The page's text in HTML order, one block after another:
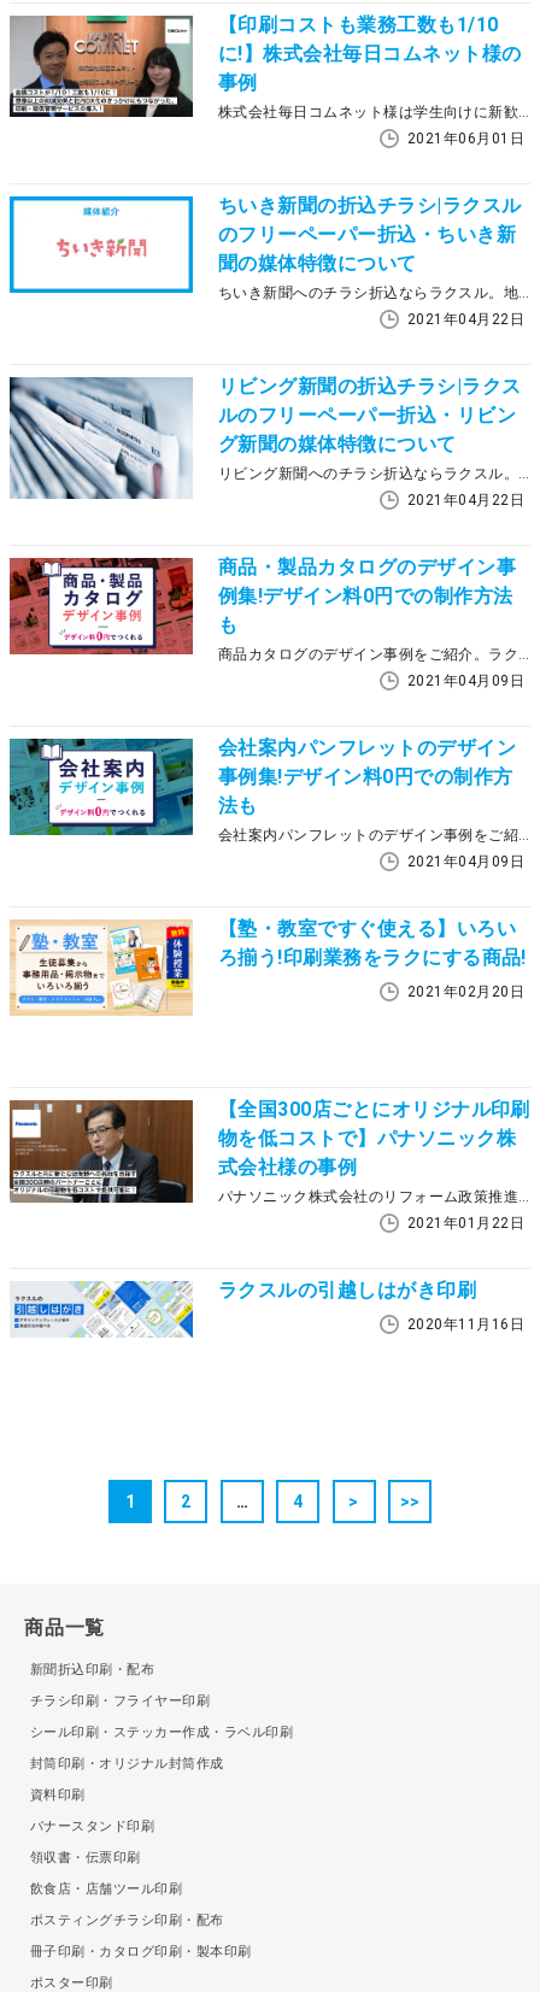
【印刷コストも業務工数も1/10
に!】株式会社毎日コムネット様の
事例
株式会社毎日コムネット様は学生向けに新歓チラシを無料で作成できるサービスを展開されており、2020年よりラクスルの「オンラインデザイン機能」「承認ワークフロー機能」を活用し、印刷コスト・人的コストの大幅削減に成功しました。ご担当者様に、導入の成果と今後の展望についてお話をうかがいました。
2021年06月01日
ちいき新聞の折込チラシ|ラクスル
のフリーペーパー折込・ちいき新
聞の媒体特徴について
ちいき新聞へのチラシ折込ならラクスル。地域密着型の広告媒体として使われているフリーペーパー折込ですが、地域や媒体によって特徴が異なります。この記事ではちいき新聞の特徴とラクスルのフリーペーパー折込について説明していきます。
2021年04月22日
リビング新聞の折込チラシ|ラクス
ルのフリーペーパー折込・リビン
グ新聞の媒体特徴について
リビング新聞へのチラシ折込ならラクスル。今でも広告媒体として使われているフリーペーパー折込ですが、地域や媒体によって特徴が異なります。この記事ではリビング新聞の特徴とラクスルのフリーペーパー折込について説明していきます。
2021年04月22日
商品・製品カタログのデザイン事
例集!デザイン料0円での制作方法
も
商品カタログのデザイン事例をご紹介。ラクスルでは、実際に使われたデータをもとにプロのデザイナーが制作したテンプレートを無料でご提供！ぜひカタログ制作の参考にしてくださいね！
2021年04月09日
会社案内パンフレットのデザイン
事例集!デザイン料0円での制作方
法も
会社案内パンフレットのデザイン事例をご紹介。ラクスルでは、実際に使われたデータをもとにプロのデザイナーが制作したテンプレートを無料でご提供！ぜひ会社案内制作の参考にしてくださいね！
2021年04月09日
【塾・教室ですぐ使える】いろい
ろ揃う!印刷業務をラクにする商品!
2021年02月20日
【全国300店ごとにオリジナル印刷
物を低コストで】パナソニック株
式会社様の事例
パナソニック株式会社のリフォーム政策推進部様では、2020年9月以降、「ラクスル」のオンラインデザイン機能なども活用しながら、新たな販促活動に挑戦されています。ご担当者様に、導入の成果と今後の展望についてお話をうかがいました。
2021年01月22日
ラクスルの引越しはがき印刷
2020年11月16日
1 2 … 4 > >>
商品一覧
新聞折込印刷・配布
チラシ印刷・フライヤー印刷
シール印刷・ステッカー作成・ラベル印刷
封筒印刷・オリジナル封筒作成
資料印刷
バナースタンド印刷
領収書・伝票印刷
飲食店・店舗ツール印刷
ポスティングチラシ印刷・配布
冊子印刷・カタログ印刷・製本印刷
ポスター印刷